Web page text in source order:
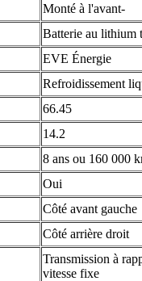
Monté à l'avant-
Batterie au lithium
EVE Énergie
Refroidissement
66.45
14.2
8 ans ou 160 000
Oui
Côté avant gauche
Côté arrière droit
Transmission à
vitesse fixe